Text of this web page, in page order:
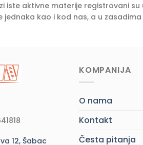
iste aktivne materije registrovani su
jednaka kao i kod nas, a u
12, Šabac
KOMPANIJA
O nama
Kontakt
Česta pitanja